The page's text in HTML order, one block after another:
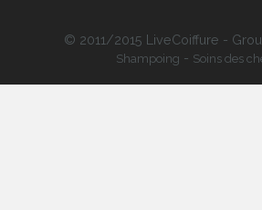
© 2011/2015 LiveCoiffure -
Shampoing - Soins des